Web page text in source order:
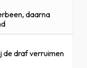
daarna
de draf verruimen